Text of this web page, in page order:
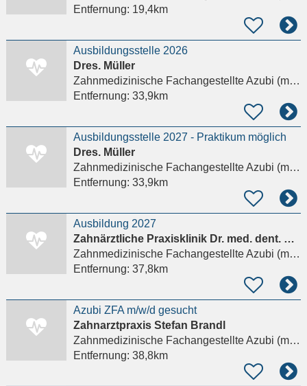
Entfernung: 19,4km
Ausbildungsstelle 2026
Dres. Müller
Zahnmedizinische Fachangestellte Azubi (m/w/d)
Entfernung: 33,9km
Ausbildungsstelle 2027 - Praktikum möglich
Dres. Müller
Zahnmedizinische Fachangestellte Azubi (m/w/d)
Entfernung: 33,9km
Ausbildung 2027
Zahnärztliche Praxisklinik Dr. med. dent. D. Bogdanski
Zahnmedizinische Fachangestellte Azubi (m/w/d)
Entfernung: 37,8km
Azubi ZFA m/w/d gesucht
Zahnarztpraxis Stefan Brandl
Zahnmedizinische Fachangestellte Azubi (m/w/d)
Entfernung: 38,8km